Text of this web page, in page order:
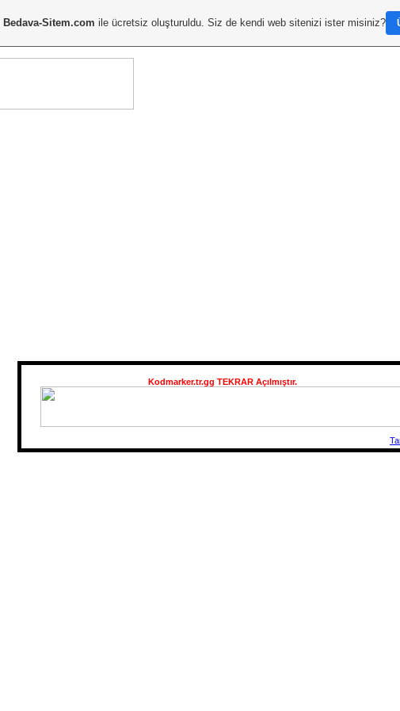
Kodmarker.tr.gg TEKRAR Açılmıştır.
Bedava-Sitem.com ile ücretsiz oluşturuldu. Siz de kendi web sitenizi ister misiniz?